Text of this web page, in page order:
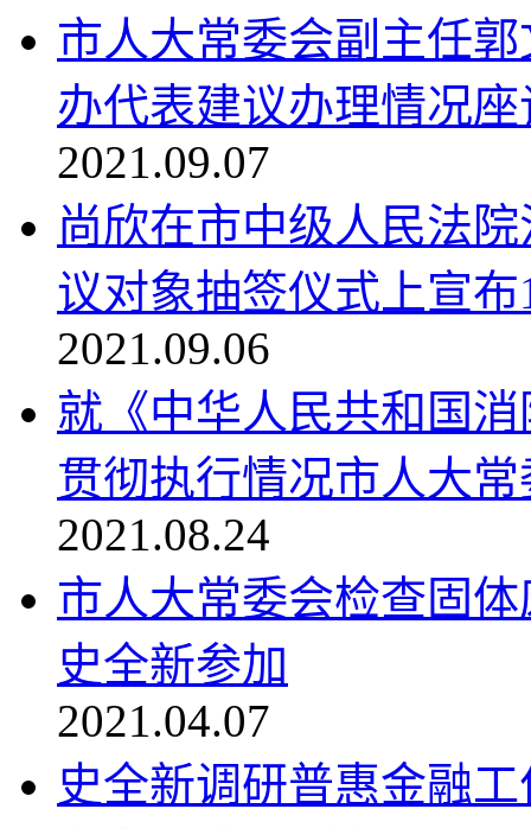
市人大常委会副主任
办代表建议办理情况座
2021.09.07
尚欣在市中级人民法
议对象抽签仪式上宣布
2021.09.06
就《中华人民共和国
贯彻执行情况市人大
2021.08.24
市人大常委会检查固
史全新参加
2021.04.07
史全新调研普惠金融